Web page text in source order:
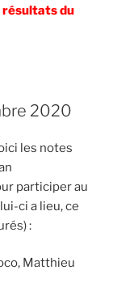
résultats du
2020
les notes
participer au
ci a lieu, ce
:
Matthieu